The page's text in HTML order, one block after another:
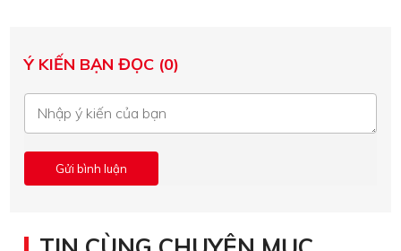
Ý KIẾN BẠN ĐỌC (0)